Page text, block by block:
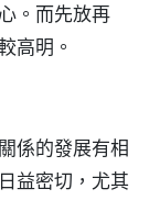
。而先放再
高明。
係的發展有相
益密切，尤其